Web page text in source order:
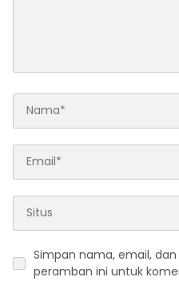
Simpan nama, email,
peramban ini untuk